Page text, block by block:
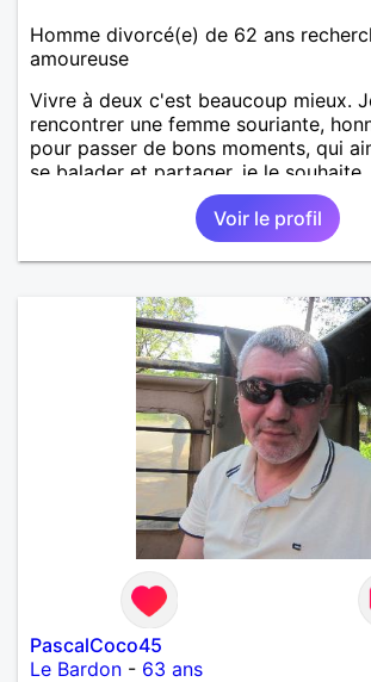
Homme divorcé(e) de 62 ans
amoureuse
Vivre à deux c'est beaucoup mieux.
rencontrer une femme souriante,
pour passer de bons moments, qui
se balader et partager, je le
complicité. J'aime beaucoup les
randonnée pour se défouler, se
et finalement prendre du bon temps.
de tout dire en quelques lignes. En
d'informations. A bientôt
Voir le profil
PascalCoco45
Le Bardon - 63 ans